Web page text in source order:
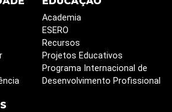
Academia
ESERO
Recursos
Projetos Educativos
Programa Internacional de
Desenvolvimento Profissional